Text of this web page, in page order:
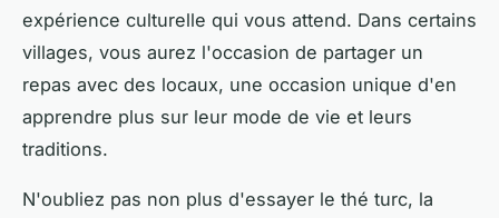
expérience culturelle qui vous attend. Dans certains
villages, vous aurez l'occasion de partager un
repas avec des locaux, une occasion unique d'en
apprendre plus sur leur mode de vie et leurs
traditions.
N'oubliez pas non plus d'essayer le thé turc, la